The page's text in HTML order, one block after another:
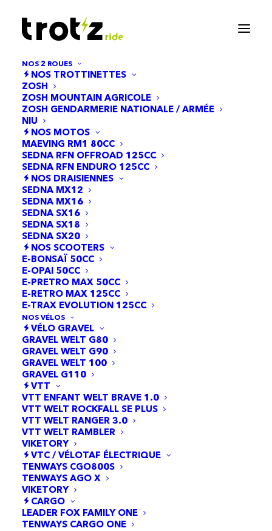
NOS 2 ROUES
NOS TROTTINETTES
ZOSH
ZOSH MOUNTAIN AGRICOLE
ZOSH GENDARMERIE NATIONALE / ARMÉE
NIU
NOS MOTOS
MAEVING RM1 80CC
SEDNA RFN OFFROAD 125CC
SEDNA RFN ENDURO 125CC
NOS DRAISIENNES
SEDNA MX12
SEDNA MX16
SEDNA SX16
SEDNA SX18
SEDNA SX20
NOS SCOOTERS
E-BONSAÏ 50CC
E-OPAI 50CC
E-PRETRO MAX 50CC
E-RETRO MAX 125CC
E-TRAX EVOLUTION 125CC
NOS VÉLOS
VÉLO GRAVEL
GRAVEL WELT G80
GRAVEL WELT G90
GRAVEL WELT 100
GRAVEL G110
VTT
VTT ENFANT WELT BRAVE 1.0
VTT WELT ROCKFALL SE PLUS
VTT WELT RANGER 3.0
VTT WELT RAMBLER
VIKETORY
VTC / VÉLOTAF ÉLECTRIQUE
TENWAYS CGO800S
TENWAYS AGO X
VIKETORY
CARGO
LEADER FOX FAMILY ONE
TENWAYS CARGO ONE